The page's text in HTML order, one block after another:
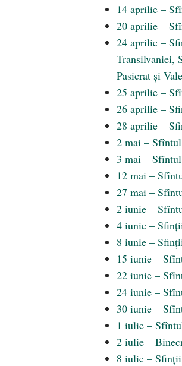
14 aprilie –
20 aprilie –
24 aprilie –
Transilvaniei,
Pasicrat și
25 aprilie –
26 aprilie –
28 aprilie –
2 mai –
3 mai –
12 mai –
27 mai –
2 iunie –
4 iunie –
8 iunie –
15 iunie –
22 iunie –
24 iunie –
30 iunie –
1 iulie –
2 iulie –
8 iulie –